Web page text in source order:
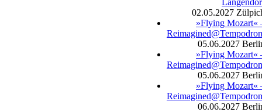
02.05.2027
»Flying Mozart«
05.06.2027
»Flying Mozart«
05.06.2027
»Flying Mozart«
06.06.2027